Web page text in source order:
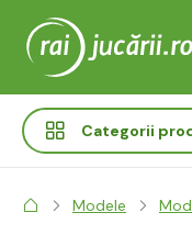
Categorii
Modele